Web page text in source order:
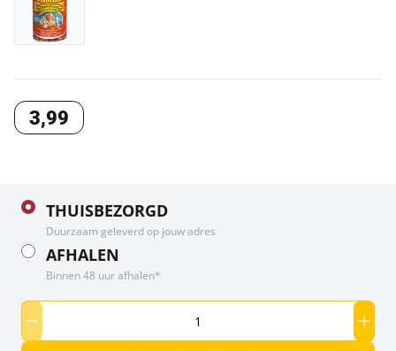
3,99
THUISBEZORGD
Duurzaam geleverd op jouw adres
AFHALEN
Binnen 48 uur afhalen*